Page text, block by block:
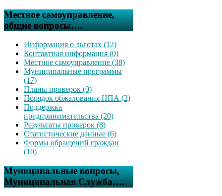
Местное самоуправление,
общие вопросы….
Информация о льготах (12)
Контактная информация (0)
Местное самоуправление (38)
Муниципальные программы
(17)
Планы проверок (0)
Порядок обжалования НПА (2)
Поддержка
предпринимательства (20)
Результаты проверок (8)
Статистические данные (6)
Формы обращений граждан
(10)
Муниципальные вопросы,
Муниципальная Служба….